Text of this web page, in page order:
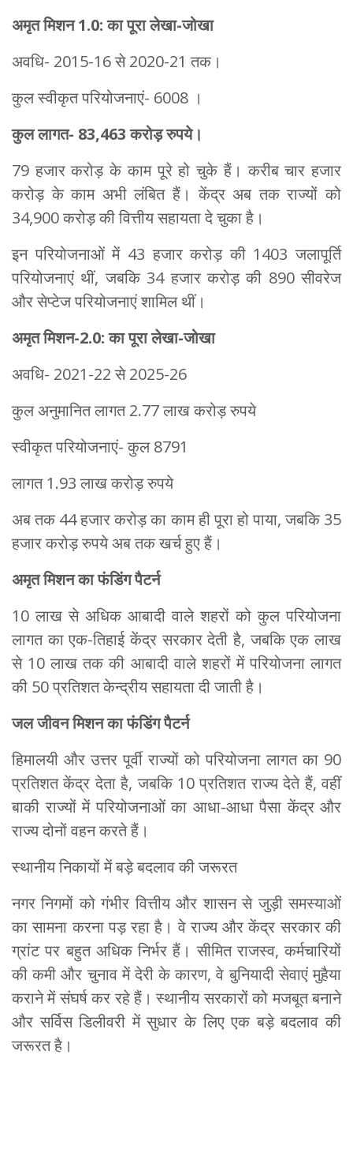
अमृत मिशन 1.0: का पूरा लेखा-जोखा
अवधि- 2015-16 से 2020-21 तक।
कुल स्वीकृत परियोजनाएं- 6008 ।
कुल लागत- 83,463 करोड़ रुपये।
79 हजार करोड़ के काम पूरे हो चुके हैं। करीब चार हजार
करोड़ के काम अभी लंबित हैं। केंद्र अब तक राज्यों को
34,900 करोड़ की वित्तीय सहायता दे चुका है।
इन परियोजनाओं में 43 हजार करोड़ की 1403 जलापूर्ति
परियोजनाएं थीं, जबकि 34 हजार करोड़ की 890 सीवरेज
और सेप्टेज परियोजनाएं शामिल थीं।
अमृत मिशन-2.0: का पूरा लेखा-जोखा
अवधि- 2021-22 से 2025-26
कुल अनुमानित लागत 2.77 लाख करोड़ रुपये
स्वीकृत परियोजनाएं- कुल 8791
लागत 1.93 लाख करोड़ रुपये
अब तक 44 हजार करोड़ का काम ही पूरा हो पाया, जबकि 35
हजार करोड़ रुपये अब तक खर्च हुए हैं।
अमृत मिशन का फंडिंग पैटर्न
10 लाख से अधिक आबादी वाले शहरों को कुल परियोजना
लागत का एक-तिहाई केंद्र सरकार देती है, जबकि एक लाख
से 10 लाख तक की आबादी वाले शहरों में परियोजना लागत
की 50 प्रतिशत केन्द्रीय सहायता दी जाती है।
जल जीवन मिशन का फंडिंग पैटर्न
हिमालयी और उत्तर पूर्वी राज्यों को परियोजना लागत का 90
प्रतिशत केंद्र देता है, जबकि 10 प्रतिशत राज्य देते हैं, वहीं
बाकी राज्यों में परियोजनाओं का आधा-आधा पैसा केंद्र और
राज्य दोनों वहन करते हैं।
स्थानीय निकायों में बड़े बदलाव की जरूरत
नगर निगमों को गंभीर वित्तीय और शासन से जुड़ी समस्याओं
का सामना करना पड़ रहा है। वे राज्य और केंद्र सरकार की
ग्रांट पर बहुत अधिक निर्भर हैं। सीमित राजस्व, कर्मचारियों
की कमी और चुनाव में देरी के कारण, वे बुनियादी सेवाएं मुहैया
कराने में संघर्ष कर रहे हैं। स्थानीय सरकारों को मजबूत बनाने
और सर्विस डिलीवरी में सुधार के लिए एक बड़े बदलाव की
जरूरत है।